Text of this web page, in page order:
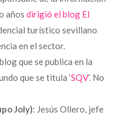
años dirigió el blog El
turístico sevillano
en el sector.
que se publica en la
que se titula ‘SQV’. No
Joly): Jesús Ollero, jefe